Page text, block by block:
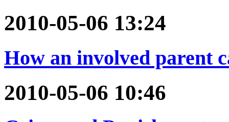
2010-05-06 13:24
How an involved parent
2010-05-06 10:46